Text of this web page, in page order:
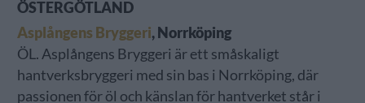
ÖSTERGÖTLAND
Asplångens Bryggeri, Norrköping
ÖL. Asplångens Bryggeri är ett småskaligt
hantverksbryggeri med sin bas i Norrköping, där
passionen för öl och känslan för hantverket står i